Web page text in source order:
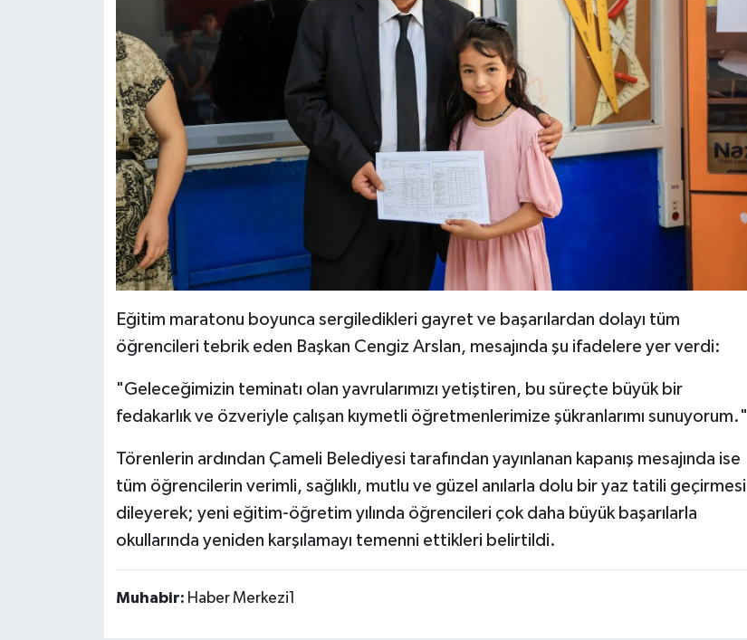
Eğitim maratonu boyunca sergiledikleri gayret ve başarılardan dolayı tüm
öğrencileri tebrik eden Başkan Cengiz Arslan, mesajında şu ifadelere yer verdi:
"Geleceğimizin teminatı olan yavrularımızı yetiştiren, bu süreçte büyük bir
fedakarlık ve özveriyle çalışan kıymetli öğretmenlerimize şükranlarımı sunuyorum."
Törenlerin ardından Çameli Belediyesi tarafından yayınlanan kapanış mesajında ise
tüm öğrencilerin verimli, sağlıklı, mutlu ve güzel anılarla dolu bir yaz tatili geçirmesi
dileyerek; yeni eğitim-öğretim yılında öğrencileri çok daha büyük başarılarla
okullarında yeniden karşılamayı temenni ettikleri belirtildi.
Muhabir: Haber Merkezi1